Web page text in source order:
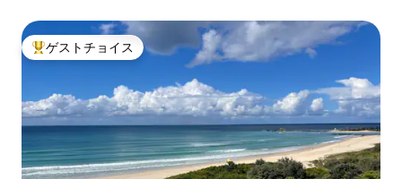
大好評のゲストチョイスです。
ゲストチョイス